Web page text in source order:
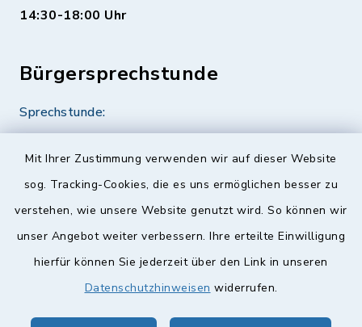
Mit Ihrer Zustimmung verwenden wir auf dieser Website
sog. Tracking-Cookies, die es uns ermöglichen besser zu
verstehen, wie unsere Website genutzt wird. So können wir
unser Angebot weiter verbessern. Ihre erteilte Einwilligung
hierfür können Sie jederzeit über den Link in unseren
Datenschutzhinweisen widerrufen.
14:30-18:00 Uhr
Bürgersprechstunde
Sprechstunde:
Diese findet nach Vereinbarung statt.
Weitere Informationen finden Sie hier.
Quicklinks
Landkreis Lichtenfels